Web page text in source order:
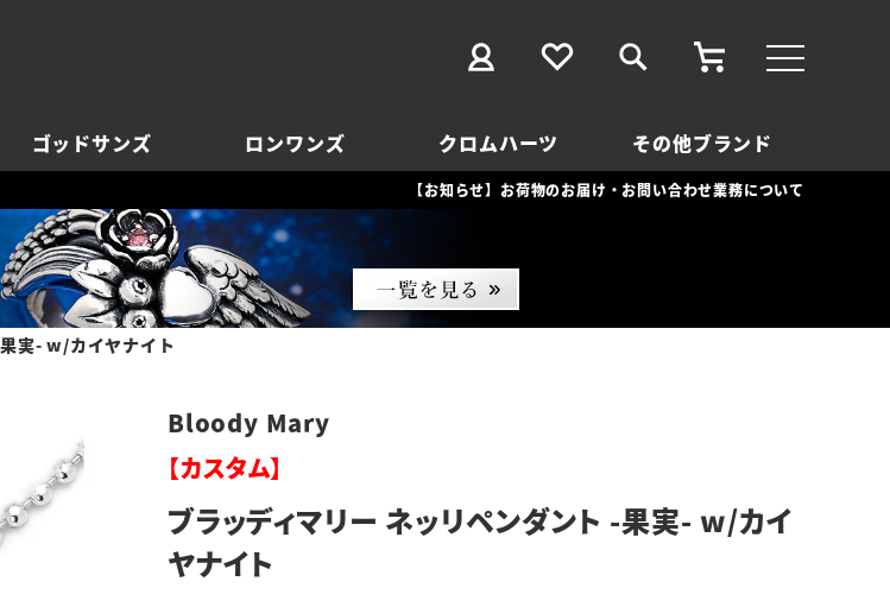
ゴッドサンズ ロンワンズ クロムハーツ その他ブランド
【お知らせ】お荷物のお届け・お問い合わせ業務について
実- w/カイヤナイト
Bloody Mary
【カスタム】
ブラッディマリー ネッリペンダント -果実- w/カイ
ヤナイト